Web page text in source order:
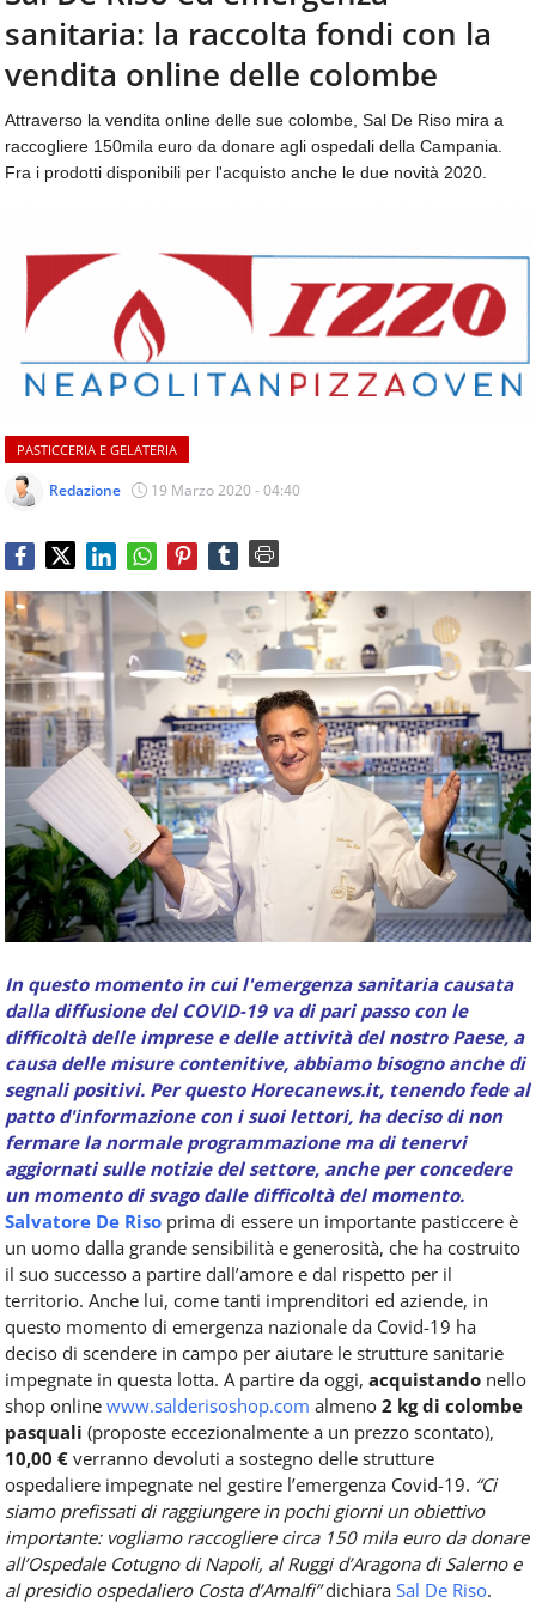
aggiornamenti
quotidiani
temi
come
ospitalità,
ristorazione,
food
catering
e
articoli
sul
mondo
dei
consumi
fuoricasa,
Food
Service
e
tutte
le
novità
del
comparto
Horeca.
CONTATTI
sanitaria: la raccolta fondi con la
vendita online delle colombe
Attraverso la vendita online delle sue colombe, Sal De Riso mira a
raccogliere 150mila euro da donare agli ospedali della Campania.
Fra i prodotti disponibili per l'acquisto anche le due novità 2020.
PASTICCERIA E GELATERIA
Redazione 19 Marzo 2020 - 04:40
In questo momento in cui l'emergenza sanitaria causata
dalla diffusione del COVID-19 va di pari passo con le
difficoltà delle imprese e delle attività del nostro Paese, a
causa delle misure contenitive, abbiamo bisogno anche di
segnali positivi. Per questo Horecanews.it, tenendo fede al
patto d'informazione con i suoi lettori, ha deciso di non
fermare la normale programmazione ma di tenervi
aggiornati sulle notizie del settore, anche per concedere
un momento di svago dalle difficoltà del momento.
Salvatore De Riso prima di essere un importante pasticcere è
un uomo dalla grande sensibilità e generosità, che ha costruito
il suo successo a partire dall’amore e dal rispetto per il
territorio. Anche lui, come tanti imprenditori ed aziende, in
questo momento di emergenza nazionale da Covid-19 ha
deciso di scendere in campo per aiutare le strutture sanitarie
impegnate in questa lotta. A partire da oggi, acquistando nello
shop online www.salderisoshop.com almeno 2 kg di colombe
pasquali (proposte eccezionalmente a un prezzo scontato),
10,00 € verranno devoluti a sostegno delle strutture
ospedaliere impegnate nel gestire l’emergenza Covid-19. “Ci
siamo prefissati di raggiungere in pochi giorni un obiettivo
importante: vogliamo raccogliere circa 150 mila euro da donare
all’Ospedale Cotugno di Napoli, al Ruggi d’Aragona di Salerno e
al presidio ospedaliero Costa d’Amalfi”dichiara Sal De Riso.